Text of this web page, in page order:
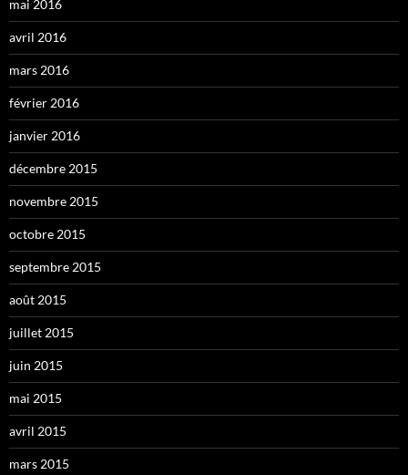
mai 2016
avril 2016
mars 2016
février 2016
janvier 2016
décembre 2015
novembre 2015
octobre 2015
septembre 2015
août 2015
juillet 2015
juin 2015
mai 2015
avril 2015
mars 2015